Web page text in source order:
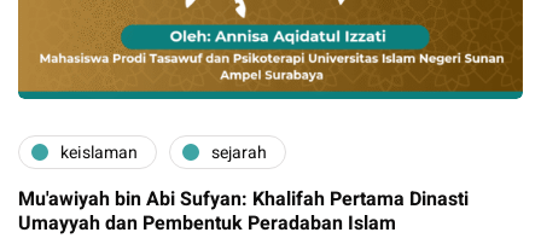
keislaman sejarah
Mu'awiyah bin Abi Sufyan: Khalifah Pertama Dinasti
Umayyah dan Pembentuk Peradaban Islam